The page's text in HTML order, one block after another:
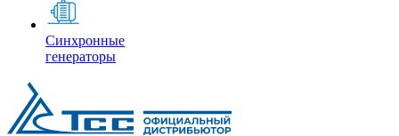
Синхронные
генераторы